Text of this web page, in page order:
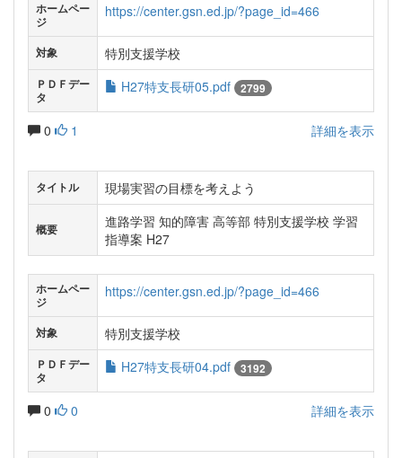
ホームペー
ジ
https://center.gsn.ed.jp/?page_id=466
対象 特別支援学校
ＰＤＦデー
タ
H27特支長研05.pdf 2799
0 1 詳細を表示
タイトル 現場実習の目標を考えよう
概要
進路学習 知的障害 高等部 特別支援学校 学習
指導案 H27
ホームペー
ジ
https://center.gsn.ed.jp/?page_id=466
対象 特別支援学校
ＰＤＦデー
タ
H27特支長研04.pdf 3192
0 0 詳細を表示